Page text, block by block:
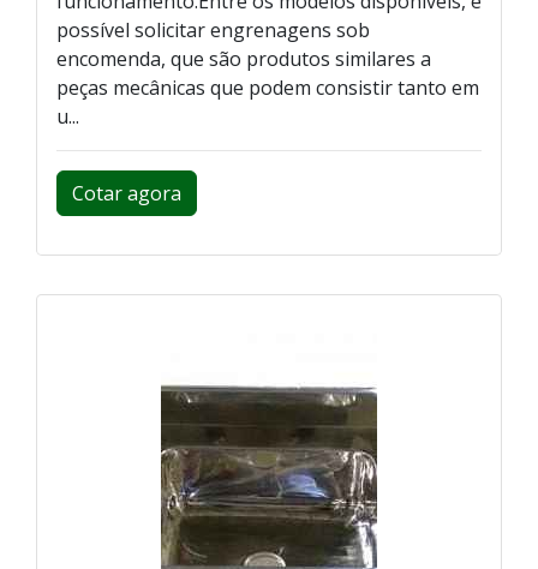
possível solicitar engrenagens sob
encomenda, que são produtos similares a
peças mecânicas que podem consistir tanto em
u...
Cotar agora